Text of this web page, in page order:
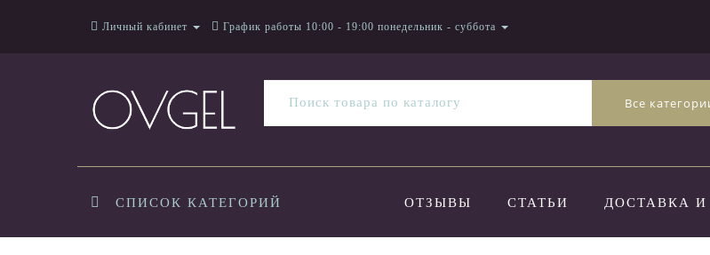
Личный кабинет График работы 10:00 - 19:00 понедельник - суббота
Все
СПИСОК КАТЕГОРИЙ ОТЗЫВЫ СТАТЬИ ДОСТАВКА И